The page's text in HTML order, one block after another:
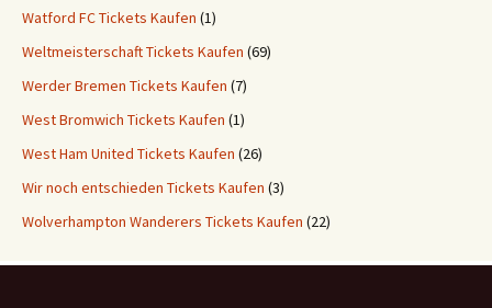
Watford FC Tickets Kaufen (1)
Weltmeisterschaft Tickets Kaufen (69)
Werder Bremen Tickets Kaufen (7)
West Bromwich Tickets Kaufen (1)
West Ham United Tickets Kaufen (26)
Wir noch entschieden Tickets Kaufen (3)
Wolverhampton Wanderers Tickets Kaufen (22)